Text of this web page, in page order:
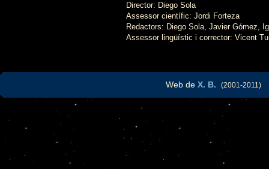
Director: Diego Sola
Assessor científic: Jordi Forteza
Redactors: Diego Sola, Javier Gómez,
Assessor lingüístic i corrector: Vicent
Web de X. B. (2001-2011)